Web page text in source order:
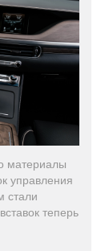
материалы
управления
стали
теперь